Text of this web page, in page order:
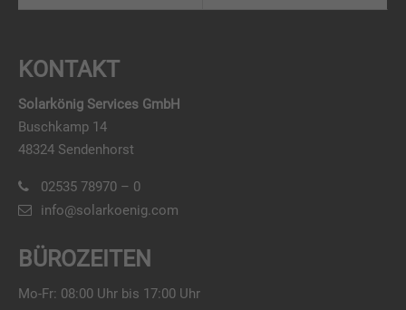
KONTAKT
Solarkönig Services GmbH
Buschkamp 14
48324 Sendenhorst
02535 78970 – 0
info@solarkoenig.com
BÜROZEITEN
Mo-Fr: 08:00 Uhr bis 17:00 Uhr